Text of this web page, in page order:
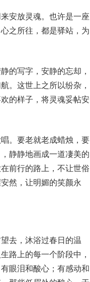
安放灵魂。也许是一座
之所往，都是驿站，为
的写字，安静的忘却，
。这世上之所以纷杂，
的样子，将灵魂妥帖安
。要老就老成蜡烛，要
静静地画成一道凄美的
前行的路上，不让世俗
然，让明媚的笑颜永
去，沐浴过春日的温
路上的每一个阶段中，
眼泪和酸心；有感动和